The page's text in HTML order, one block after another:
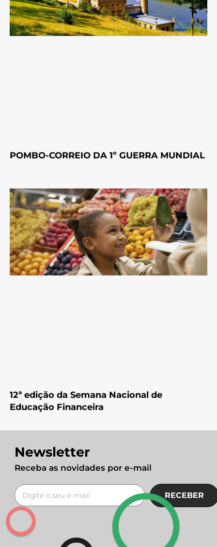
POMBO-CORREIO DA 1º GUERRA MUNDIAL
12ª edição da Semana Nacional de
Educação Financeira
Newsletter
Receba as novidades por e-mail
RECEBER